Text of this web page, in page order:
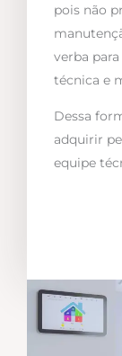
pois não
verba
técnica e
Dessa
adquirir
equipe